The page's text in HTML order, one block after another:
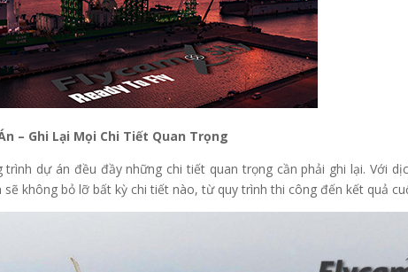
– Ghi Lại Mọi Chi Tiết Quan Trọng
trình dự án đều đầy những chi tiết quan trọng cần phải ghi lại. Với
không bỏ lỡ bất kỳ chi tiết nào, từ quy trình thi công đến kết quả